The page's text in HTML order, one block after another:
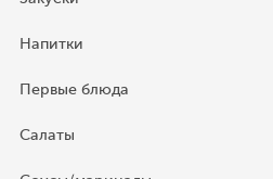
Напитки
Первые блюда
Салаты